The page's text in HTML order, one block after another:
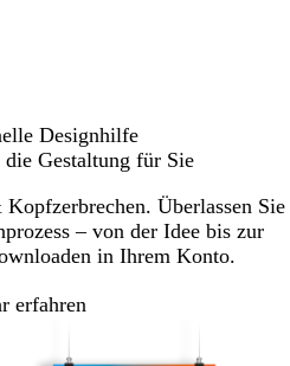
Designhilfe
Gestaltung für Sie
Überlassen Sie
– von der Idee bis zur
in Ihrem Konto.
erfahren